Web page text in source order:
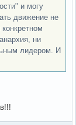
и могу
движение не
ни
лидером. И